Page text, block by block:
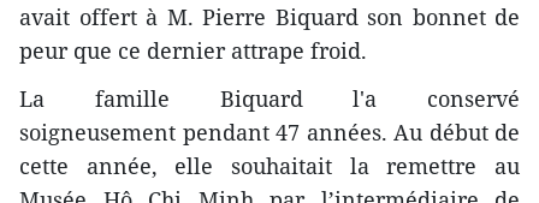
avait offert à M. Pierre Biquard son bonnet de
peur que ce dernier attrape froid.
La famille Biquard l'a conservé
soigneusement pendant 47 années. Au début de
cette année, elle souhaitait la remettre au